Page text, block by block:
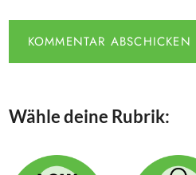
Wähle deine Rubrik: